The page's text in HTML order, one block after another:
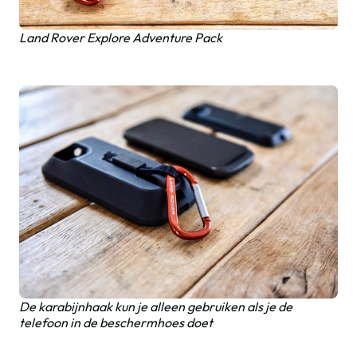
Land Rover Explore Adventure Pack
De karabijnhaak kun je alleen gebruiken als je de
telefoon in de beschermhoes doet